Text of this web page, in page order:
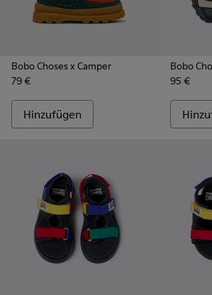
Bobo Choses x Camper
79 €
Hinzufügen
Bobo
95 €